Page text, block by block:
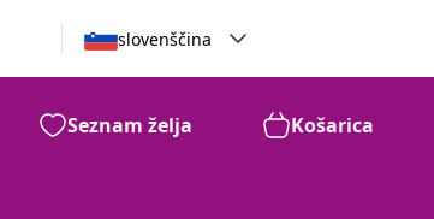
slovenščina
Seznam želja Košarica